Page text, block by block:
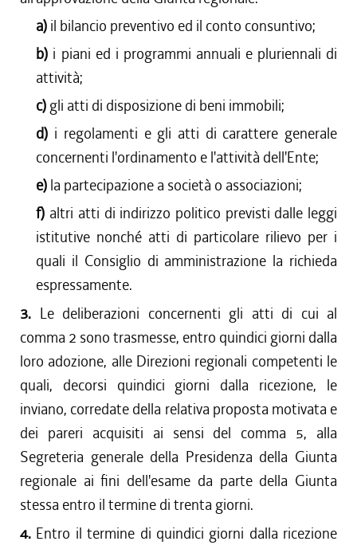
a) il bilancio preventivo ed il conto consuntivo;
b) i piani ed i programmi annuali e pluriennali di
attività;
c) gli atti di disposizione di beni immobili;
d) i regolamenti e gli atti di carattere generale
concernenti l'ordinamento e l'attività dell'Ente;
e) la partecipazione a società o associazioni;
f) altri atti di indirizzo politico previsti dalle leggi
istitutive nonché atti di particolare rilievo per i
quali il Consiglio di amministrazione la richieda
espressamente.
3. Le deliberazioni concernenti gli atti di cui al
comma 2 sono trasmesse, entro quindici giorni dalla
loro adozione, alle Direzioni regionali competenti le
quali, decorsi quindici giorni dalla ricezione, le
inviano, corredate della relativa proposta motivata e
dei pareri acquisiti ai sensi del comma 5, alla
Segreteria generale della Presidenza della Giunta
regionale ai fini dell'esame da parte della Giunta
stessa entro il termine di trenta giorni.
4. Entro il termine di quindici giorni dalla ricezione